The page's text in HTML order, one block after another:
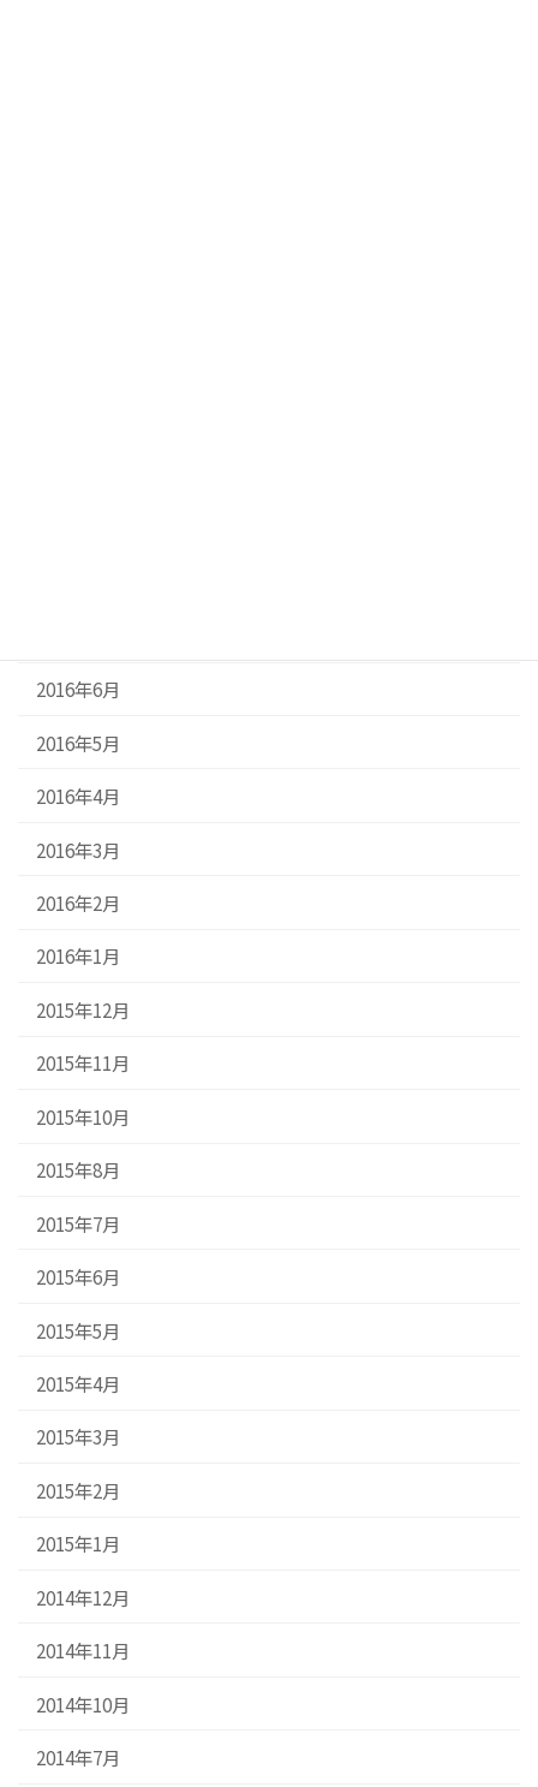
2016年6月
2016年5月
2016年4月
2016年3月
2016年2月
2016年1月
2015年12月
2015年11月
2015年10月
2015年8月
2015年7月
2015年6月
2015年5月
2015年4月
2015年3月
2015年2月
2015年1月
2014年12月
2014年11月
2014年10月
2014年7月